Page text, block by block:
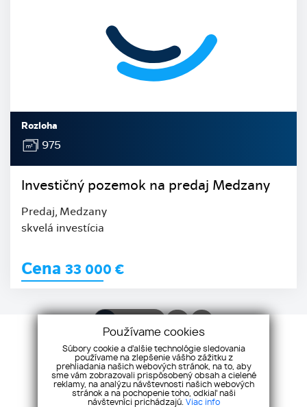
Rozloha
975
Investičný pozemok na predaj Medzany
Predaj, Medzany
skvelá investícia
Cena 33 000 €
VŠETKY NEHNUTEĽNOSTI
Používame cookies
Súbory cookie a ďalšie technológie sledovania
používame na zlepšenie vášho zážitku z
prehliadania našich webových stránok, na to, aby
sme vám zobrazovali prispôsobený obsah a cielené
reklamy, na analýzu návštevnosti našich webových
stránok a na pochopenie toho, odkiaľ naši
návštevníci prichádzajú. Viac info